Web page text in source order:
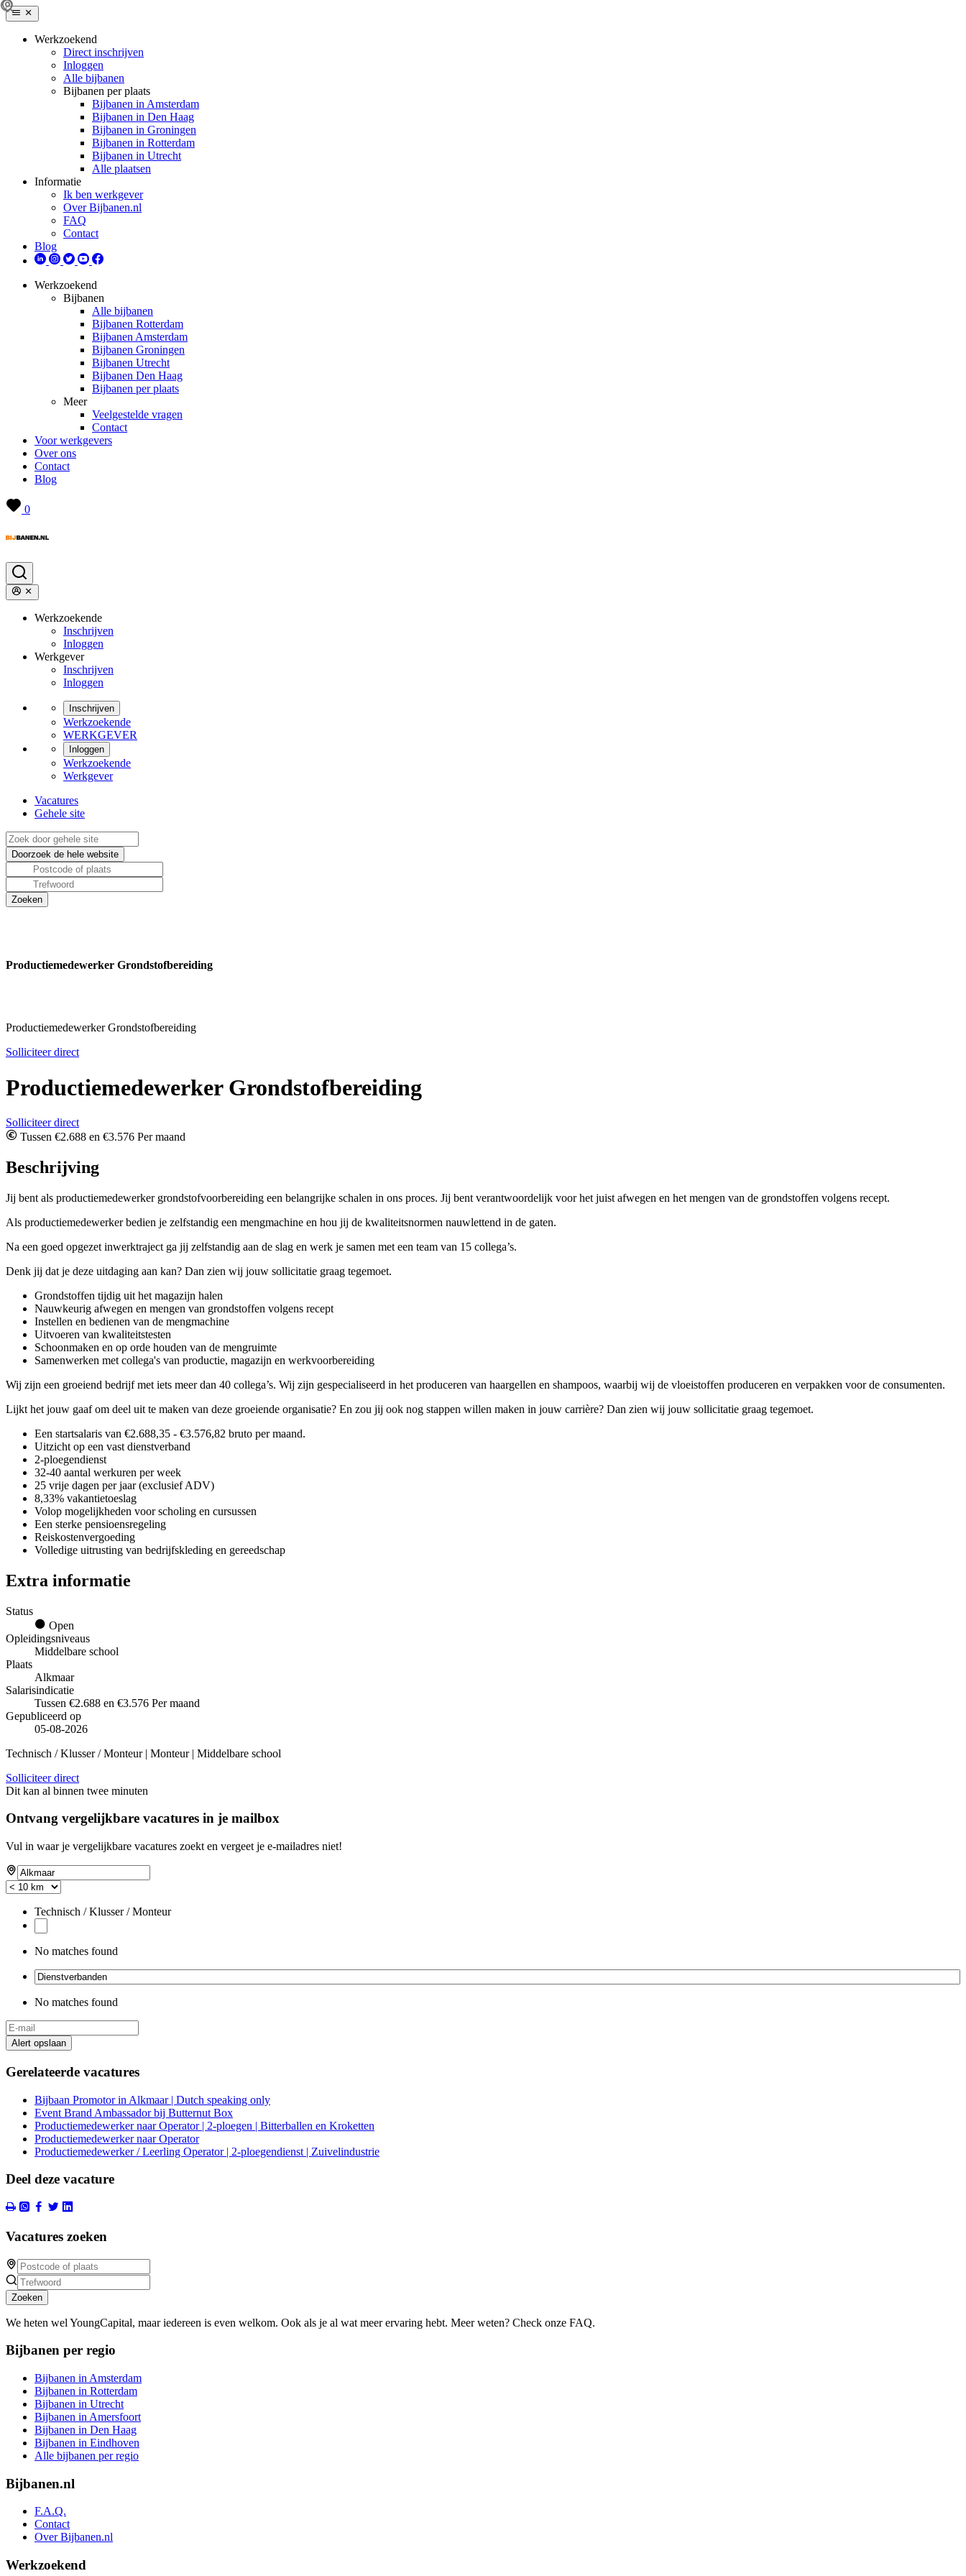
Werkzoekend
Direct inschrijven
Inloggen
Alle bijbanen
Bijbanen per plaats
Bijbanen in Amsterdam
Bijbanen in Den Haag
Bijbanen in Groningen
Bijbanen in Rotterdam
Bijbanen in Utrecht
Alle plaatsen
Informatie
Ik ben werkgever
Over Bijbanen.nl
FAQ
Contact
Blog
Werkzoekend
Bijbanen
Alle bijbanen
Bijbanen Rotterdam
Bijbanen Amsterdam
Bijbanen Groningen
Bijbanen Utrecht
Bijbanen Den Haag
Bijbanen per plaats
Meer
Veelgestelde vragen
Contact
Voor werkgevers
Over ons
Contact
Blog
0
Werkzoekende
Inschrijven
Inloggen
Werkgever
Inschrijven
Inloggen
Inschrijven
Werkzoekende
WERKGEVER
Inloggen
Werkzoekende
Werkgever
Vacatures
Gehele site
Productiemedewerker Grondstofbereiding
Productiemedewerker Grondstofbereiding
Solliciteer direct
Productiemedewerker Grondstofbereiding
Solliciteer direct
Tussen €2.688 en €3.576 Per maand
Beschrijving
Jij bent als productiemedewerker grondstofvoorbereiding een belangrijke schalen in ons proces. Jij bent verantwoordelijk voor het juist afwegen en het mengen van de grondstoffen volgens recept.
Als productiemedewerker bedien je zelfstandig een mengmachine en hou jij de kwaliteitsnormen nauwlettend in de gaten.
Na een goed opgezet inwerktraject ga jij zelfstandig aan de slag en werk je samen met een team van 15 collega’s.
Denk jij dat je deze uitdaging aan kan? Dan zien wij jouw sollicitatie graag tegemoet.
Grondstoffen tijdig uit het magazijn halen
Nauwkeurig afwegen en mengen van grondstoffen volgens recept
Instellen en bedienen van de mengmachine
Uitvoeren van kwaliteitstesten
Schoonmaken en op orde houden van de mengruimte
Samenwerken met collega's van productie, magazijn en werkvoorbereiding
Wij zijn een groeiend bedrijf met iets meer dan 40 collega’s. Wij zijn gespecialiseerd in het produceren van haargellen en shampoos, waarbij wij de vloeistoffen produceren en verpakken voor de consumenten.
Lijkt het jouw gaaf om deel uit te maken van deze groeiende organisatie? En zou jij ook nog stappen willen maken in jouw carrière? Dan zien wij jouw sollicitatie graag tegemoet.
Een startsalaris van €2.688,35 - €3.576,82 bruto per maand.
Uitzicht op een vast dienstverband
2-ploegendienst
32-40 aantal werkuren per week
25 vrije dagen per jaar (exclusief ADV)
8,33% vakantietoeslag
Volop mogelijkheden voor scholing en cursussen
Een sterke pensioensregeling
Reiskostenvergoeding
Volledige uitrusting van bedrijfskleding en gereedschap
Extra informatie
Status
Open
Opleidingsniveaus
Middelbare school
Plaats
Alkmaar
Salarisindicatie
Tussen €2.688 en €3.576 Per maand
Gepubliceerd op
05-08-2026
Technisch / Klusser / Monteur | Monteur | Middelbare school
Solliciteer direct
Dit kan al binnen twee minuten
Ontvang vergelijkbare vacatures in je mailbox
Vul in waar je vergelijkbare vacatures zoekt en vergeet je e-mailadres niet!
Technisch / Klusser / Monteur
No matches found
No matches found
Alert opslaan
Gerelateerde vacatures
Bijbaan Promotor in Alkmaar | Dutch speaking only
Event Brand Ambassador bij Butternut Box
Productiemedewerker naar Operator | 2-ploegen | Bitterballen en Kroketten
Productiemedewerker naar Operator
Productiemedewerker / Leerling Operator | 2-ploegendienst | Zuivelindustrie
Deel deze vacature
Vacatures zoeken
Zoeken
We heten wel YoungCapital, maar iedereen is even welkom. Ook als je al wat meer ervaring hebt. Meer weten? Check onze FAQ.
Bijbanen per regio
Bijbanen in Amsterdam
Bijbanen in Rotterdam
Bijbanen in Utrecht
Bijbanen in Amersfoort
Bijbanen in Den Haag
Bijbanen in Eindhoven
Alle bijbanen per regio
Bijbanen.nl
F.A.Q.
Contact
Over Bijbanen.nl
Werkzoekend